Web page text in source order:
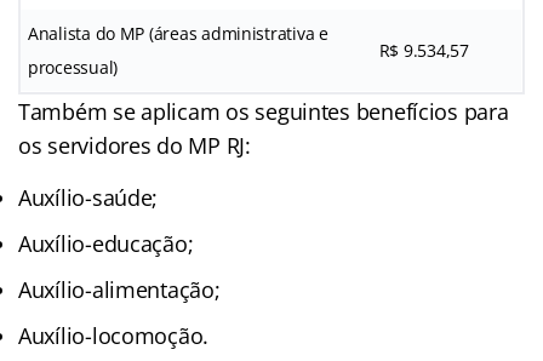
Analista do MP (áreas administrativa e
processual)
R$ 9.534,57
Também se aplicam os seguintes benefícios para
os servidores do MP RJ:
Auxílio-saúde;
Auxílio-educação;
Auxílio-alimentação;
Auxílio-locomoção.